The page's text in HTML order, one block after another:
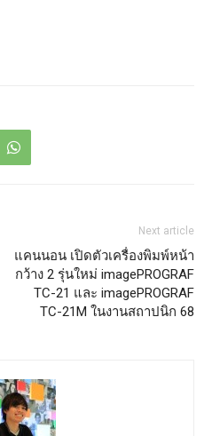
Next article
แคนนอน เปิดตัวเครื่องพิมพ์หน้า
กว้าง 2 รุ่นใหม่ imagePROGRAF
TC-21 และ imagePROGRAF
TC-21M ในงานสถาปนิก 68